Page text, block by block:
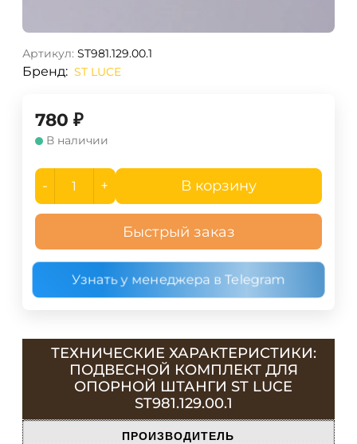
Артикул: ST981.129.00.1
Бренд: ST LUCE
780 ₽
В наличии
- + В корзину
Быстрый заказ
Узнать у менеджера в Telegram
ТЕХНИЧЕСКИЕ ХАРАКТЕРИСТИКИ:
ПОДВЕСНОЙ КОМПЛЕКТ ДЛЯ
ОПОРНОЙ ШТАНГИ ST LUCE
ST981.129.00.1
ПРОИЗВОДИТЕЛЬ